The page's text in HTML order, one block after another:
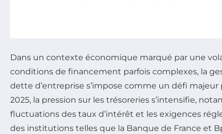
Dans un contexte économique marqué par une
conditions de financement parfois complexes, la
dette d’entreprise s’impose comme un défi majeur
2025, la pression sur les trésoreries s’intensifie,
fluctuations des taux d’intérêt et les exigences
des institutions telles que la Banque de France et